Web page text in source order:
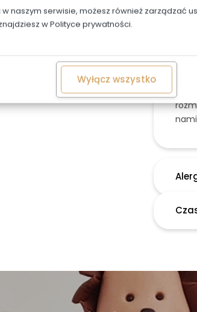
naszym serwisie, możesz również zarządzać
wPolityce prywatności.
Wyłącz wszystko
W